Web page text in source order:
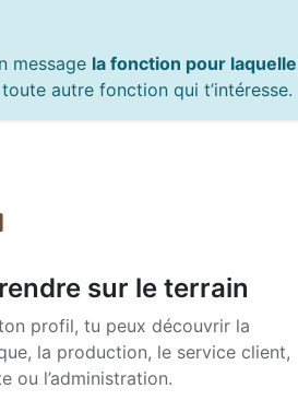
message la fonction pour
autre fonction qui t’intéresse.
sur le terrain
profil, tu peux découvrir la
la production, le service client,
ou l’administration.